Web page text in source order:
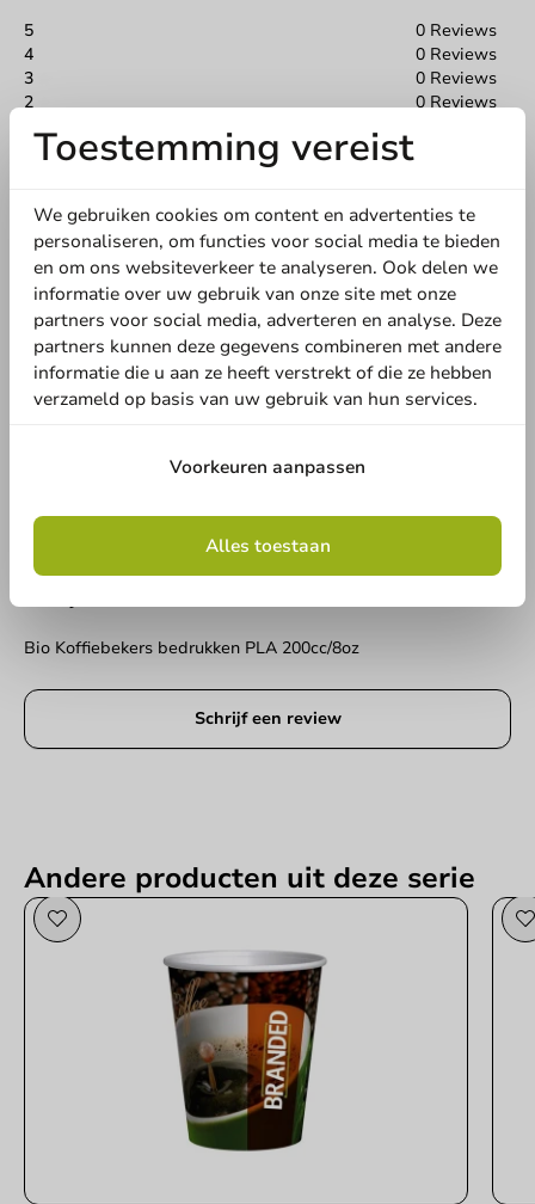
Offerte aanvragen
Titel Achternaam
Locatie
Land
Geen producten geselecteerd.
5
0 Reviews
4
0 Reviews
3
0 Reviews
2
0 Reviews
Ben je bekend met dit artikel? Deel jouw ervaring met andere
en laat weten wat je er van vindt!
Schrijf een review
Bio Koffiebekers bedrukken PLA 200cc/8oz
Schrijf een review
Andere producten uit deze serie
Toestemming vereist
We gebruiken cookies om content en advertenties te
personaliseren, om functies voor social media te bieden
en om ons websiteverkeer te analyseren. Ook delen we
informatie over uw gebruik van onze site met onze
partners voor social media, adverteren en analyse. Deze
partners kunnen deze gegevens combineren met andere
informatie die u aan ze heeft verstrekt of die ze hebben
verzameld op basis van uw gebruik van hun services.
Voorkeuren aanpassen
Alles toestaan